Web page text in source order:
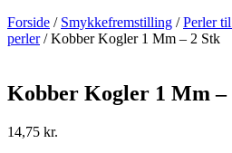
Forside / Smykkefremstilling /Perler
perler/ Kobber Kogler 1 Mm – 2 Stk
Kobber Kogler 1 Mm –
14,75 kr.